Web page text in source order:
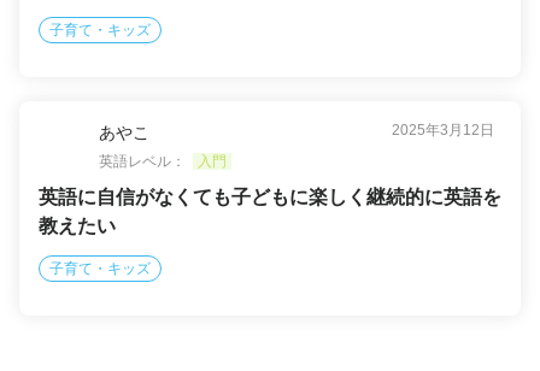
子育て・キッズ
あやこ
2025年3月12日
英語レベル：
入門
英語に自信がなくても子どもに楽しく継続的に英語を
教えたい
子育て・キッズ